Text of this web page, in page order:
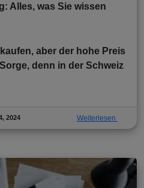
Alles, was Sie wissen
aber der hohe Preis
denn in der Schweiz
2024 Weiterlesen